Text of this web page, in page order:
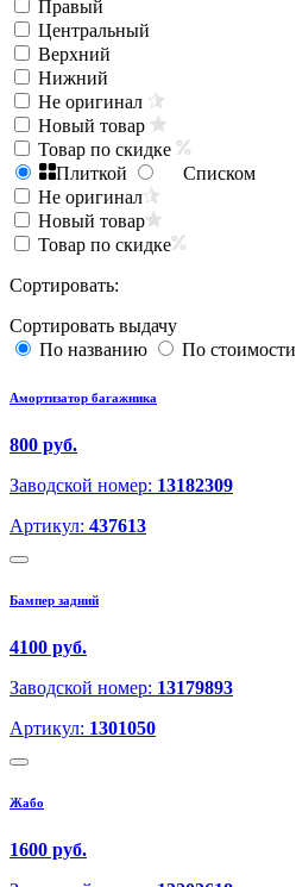
Правый
Центральный
Верхний
Нижний
Не оригинал
Новый товар
Товар по скидке
Плиткой
Списком
Не оригинал
Новый товар
Товар по скидке
Сортировать:
Сортировать выдачу
По названию
По стоимости
Амортизатор багажника
800 руб.
Заводской номер: 13182309
Артикул: 437613
Бампер задний
4100 руб.
Заводской номер: 13179893
Артикул: 1301050
Жабо
1600 руб.